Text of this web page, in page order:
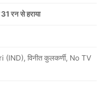
रन से हराया
विनीत कुलकर्णी, No TV